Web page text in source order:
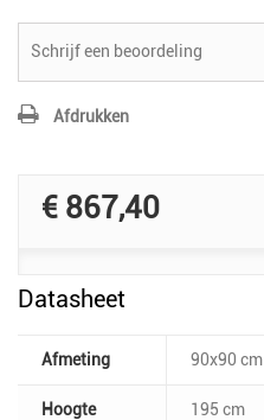
Schrijf een beoordeling
Afdrukken
€ 867,40
Datasheet
Afmeting 90x90 cm
Hoogte 195 cm